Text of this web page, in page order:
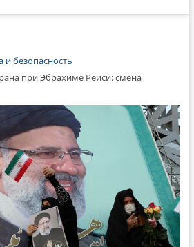
и безопасность
при Эбрахиме Реиси: смена